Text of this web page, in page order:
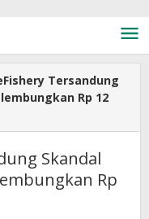
Tersandung
Rp 12
Skandal
Rp